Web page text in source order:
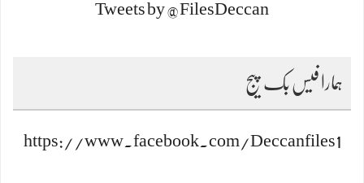
Tweets by @FilesDeccan
ہمارا فیس بک پیج
https://www.facebook.com/Deccanfiles1